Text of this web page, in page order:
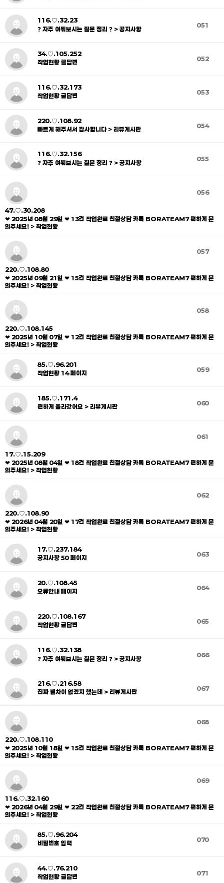
051
116.♡.32.23
❓ 자주 여쭤보시는 질문 정리 ❓ > 공지사항
052
34.♡.105.252
작업현황 글답변
053
116.♡.32.173
작업현황 글답변
054
220.♡.108.92
빠르게 해주셔서 감사합니다 > 리뷰게시판
055
116.♡.32.156
❓ 자주 여쭤보시는 질문 정리 ❓ > 공지사항
056
47.♡.30.208
❤ 2025년 08월 29일 ❤ 13건 작업완료 친절상담 카톡 BORATEAM7 편하게 문
의주세요! > 작업현황
057
220.♡.108.80
❤ 2025년 09월 21일 ❤ 15건 작업완료 친절상담 카톡 BORATEAM7 편하게 문
의주세요! > 작업현황
058
220.♡.108.145
❤ 2025년 10월 07일 ❤ 12건 작업완료 친절상담 카톡 BORATEAM7 편하게 문
의주세요! > 작업현황
059
85.♡.96.201
작업현황 14 페이지
060
185.♡.171.4
편하게 올라갔어요 > 리뷰게시판
061
17.♡.15.209
❤ 2025년 08월 04일 ❤ 18건 작업완료 친절상담 카톡 BORATEAM7 편하게 문
의주세요! > 작업현황
062
220.♡.108.90
❤ 2026년 04월 20일 ❤ 17건 작업완료 친절상담 카톡 BORATEAM7 편하게 문
의주세요! > 작업현황
063
17.♡.237.184
공지사항 50 페이지
064
20.♡.108.45
오류안내 페이지
065
220.♡.108.167
작업현황 글답변
066
116.♡.32.138
❓ 자주 여쭤보시는 질문 정리 ❓ > 공지사항
067
216.♡.216.58
진짜 별차이 없겠지 했는데 > 리뷰게시판
068
220.♡.108.110
❤ 2025년 10월 18일 ❤ 15건 작업완료 친절상담 카톡 BORATEAM7 편하게 문
의주세요! > 작업현황
069
116.♡.32.160
❤ 2026년 04월 29일 ❤ 22건 작업완료 친절상담 카톡 BORATEAM7 편하게 문
의주세요! > 작업현황
070
85.♡.96.204
비밀번호 입력
071
44.♡.76.210
작업현황 글답변